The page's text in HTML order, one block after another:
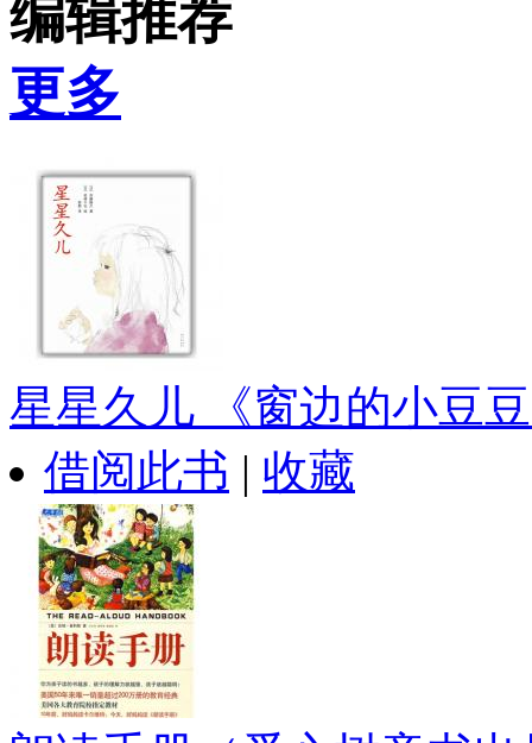
编辑推荐
更多
星星久儿 《窗边的小豆
借阅此书 | 收藏